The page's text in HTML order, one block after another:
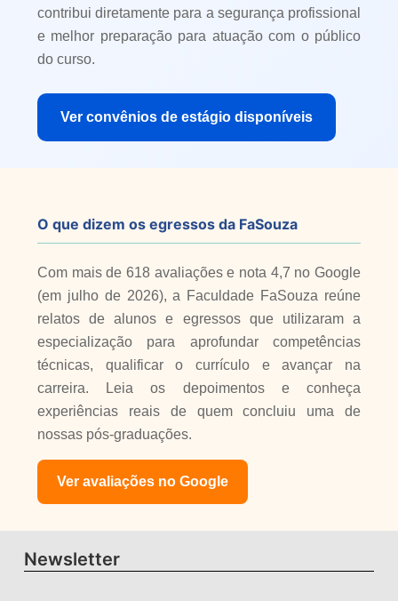
contribui diretamente para a segurança profissional
e melhor preparação para atuação com o público
do curso.
Ver convênios de estágio disponíveis
O que dizem os egressos da FaSouza
Com mais de 618 avaliações e nota 4,7 no Google
(em julho de 2026), a Faculdade FaSouza reúne
relatos de alunos e egressos que utilizaram a
especialização para aprofundar competências
técnicas, qualificar o currículo e avançar na
carreira. Leia os depoimentos e conheça
experiências reais de quem concluiu uma de
nossas pós-graduações.
Ver avaliações no Google
Newsletter